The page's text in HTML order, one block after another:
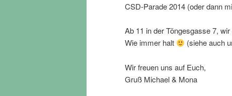
CSD-Parade 2014 (oder dann
Ab 11 in der Töngesgasse 7,
Wie immer halt
(siehe auch
Wir freuen uns auf Euch,
Gruß Michael & Mona